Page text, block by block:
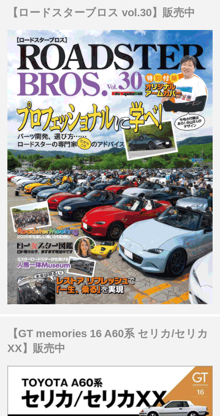
【ロードスターブロス vol.30】販売中
【GT memories 16 A60系 セリカ/セリカ
XX】販売中